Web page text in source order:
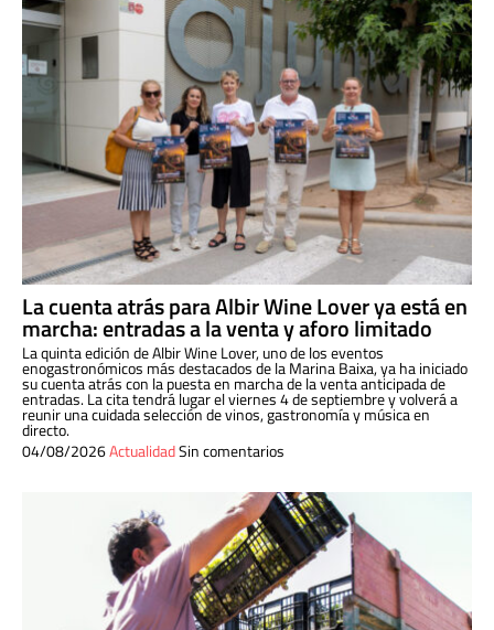
La cuenta atrás para Albir Wine Lover ya está en
marcha: entradas a la venta y aforo limitado
La quinta edición de Albir Wine Lover, uno de los eventos
enogastronómicos más destacados de la Marina Baixa, ya ha iniciado
su cuenta atrás con la puesta en marcha de la venta anticipada de
entradas. La cita tendrá lugar el viernes 4 de septiembre y volverá a
reunir una cuidada selección de vinos, gastronomía y música en
directo.
04/08/2026ActualidadSin comentarios